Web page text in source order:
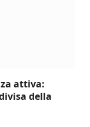
attiva:
della